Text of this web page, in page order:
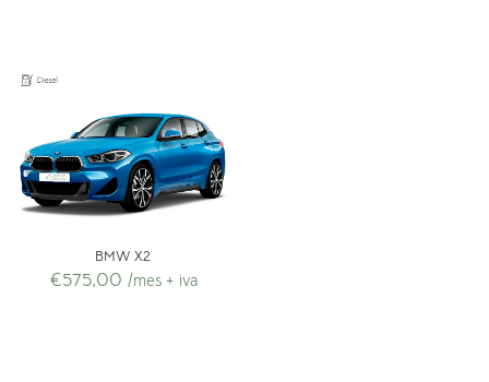
BMW X2
€575,00 /mes + iva